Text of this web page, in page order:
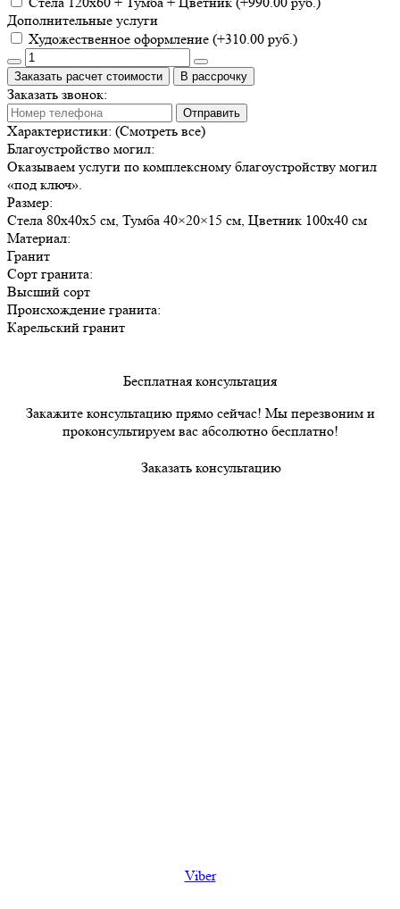
Дополнительные услуги
Художественное оформление (+310.00 руб.)
Заказать расчет стоимости В рассрочку
Заказать звонок:
Отправить
Характеристики: (Смотреть все)
Благоустройство могил:
Оказываем услуги по комплексному благоустройству могил
«под ключ».
Размер:
Стела 80х40х5 см, Тумба 40×20×15 см, Цветник 100х40 см
Материал:
Гранит
Сорт гранита:
Высший сорт
Происхождение гранита:
Карельский гранит
Бесплатная консультация
Закажите консультацию прямо сейчас! Мы перезвоним и
проконсультируем вас абсолютно бесплатно!
Заказать консультацию
Viber